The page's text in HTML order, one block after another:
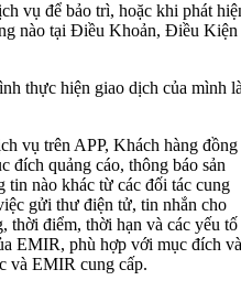
vụ để bảo trì, hoặc khi phát
nào tại Điều Khoản, Điều Kiện
thực hiện giao dịch của mình
vụ trên APP, Khách hàng đồng
đích quảng cáo, thông báo sản
tin nào khác từ các đối tác cung
gửi thư điện tử, tin nhắn cho
thời điểm, thời hạn và các yếu tố
EMIR, phù hợp với mục đích và
và EMIR cung cấp.